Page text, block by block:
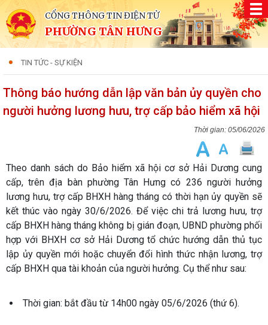
CỔNG THÔNG TIN ĐIỆN TỬ
PHƯỜNG TÂN HƯNG
TIN TỨC - SỰ KIỆN
Thông báo hướng dẫn lập văn bản ủy quyền cho
người hưởng lương hưu, trợ cấp bảo hiểm xã hội
05/06/2026
Theo danh sách do Bảo hiểm xã hội cơ sở Hải Dương cung
cấp, trên địa bàn phường Tân Hưng có 236 người hưởng
lương hưu, trợ cấp BHXH hàng tháng có thời hạn ủy quyền sẽ
kết thúc vào ngày 30/6/2026. Để việc chi trả lương hưu, trợ
cấp BHXH hàng tháng không bị gián đoạn, UBND phường phối
hợp với BHXH cơ sở Hải Dương tổ chức hướng dẫn thủ tục
lập ủy quyền mới hoặc chuyển đổi hình thức nhận lương, trợ
cấp BHXH qua tài khoản của người hưởng. Cụ thể như sau:
Thời gian: bắt đầu từ 14h00 ngày 05/6/2026 (thứ 6).